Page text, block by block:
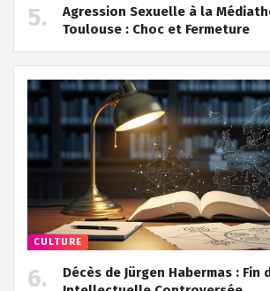
Agression Sexuelle à la
Toulouse : Choc et Fermeture
CULTURE
Décès de Jürgen Habermas : Fin